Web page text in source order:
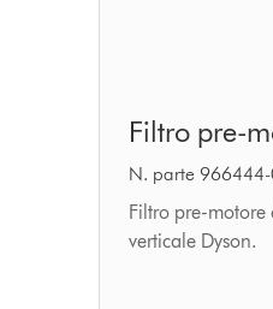
pre-
motore
Filtro pre-
N. parte
Filtro pre-
verticale Dyson.